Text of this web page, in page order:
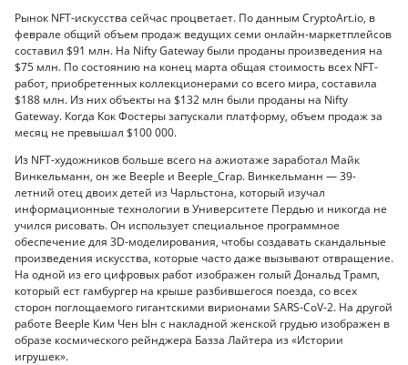
Рынок NFT-искусства сейчас процветает. По данным CryptoArt.io, в
феврале общий объем продаж ведущих семи онлайн-маркетплейсов
составил $91 млн. На Nifty Gateway были проданы произведения на
$75 млн. По состоянию на конец марта общая стоимость всех NFT-
работ, приобретенных коллекционерами со всего мира, составила
$188 млн. Из них объекты на $132 млн были проданы на Nifty
Gateway. Когда Кок Фостеры запускали платформу, объем продаж за
месяц не превышал $100 000.
Из NFT-художников больше всего на ажиотаже заработал Майк
Винкельманн, он же Beeple и Beeple_Crap. Винкельманн — 39-
летний отец двоих детей из Чарльстона, который изучал
информационные технологии в Университете Пердью и никогда не
учился рисовать. Он использует специальное программное
обеспечение для 3D-моделирования, чтобы создавать скандальные
произведения искусства, которые часто даже вызывают отвращение.
На одной из его цифровых работ изображен голый Дональд Трамп,
который ест гамбургер на крыше разбившегося поезда, со всех
сторон поглощаемого гигантскими вирионами SARS-CoV-2. На другой
работе Beeple Ким Чен Ын с накладной женской грудью изображен в
образе космического рейнджера Базза Лайтера из «Истории
игрушек».